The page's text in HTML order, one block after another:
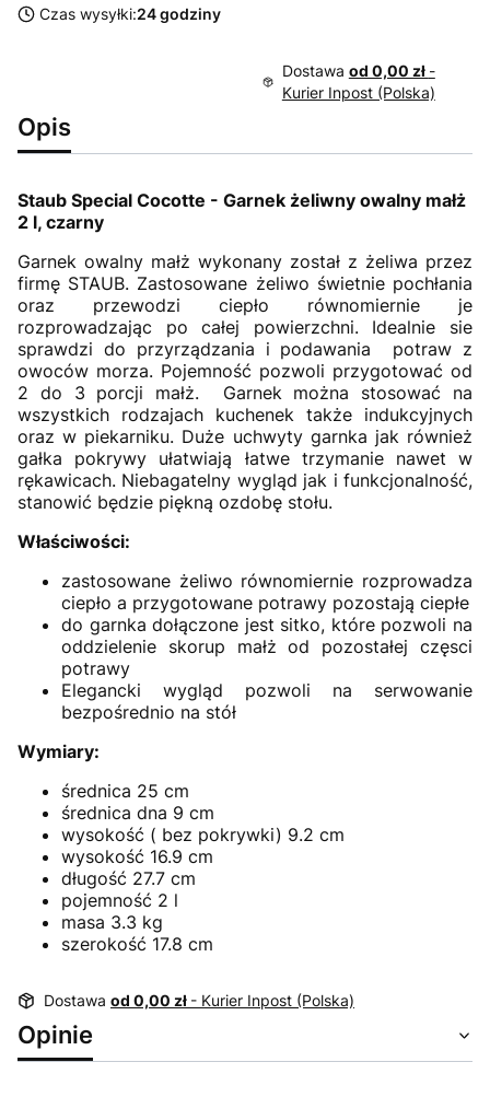
Czas wysyłki:24 godziny
Dostawa od 0,00 zł -
Kurier Inpost (Polska)
Opis
Staub Special Cocotte - Garnek żeliwny owalny małż
2 l, czarny
Garnek owalny małż wykonany został z żeliwa przez
firmę STAUB. Zastosowane żeliwo świetnie pochłania
oraz przewodzi ciepło równomiernie je
rozprowadzając po całej powierzchni. Idealnie sie
sprawdzi do przyrządzania i podawania potraw z
owoców morza. Pojemność pozwoli przygotować od
2 do 3 porcji małż. Garnek można stosować na
wszystkich rodzajach kuchenek także indukcyjnych
oraz w piekarniku. Duże uchwyty garnka jak również
gałka pokrywy ułatwiają łatwe trzymanie nawet w
rękawicach. Niebagatelny wygląd jak i funkcjonalność,
stanowić będzie piękną ozdobę stołu.
Właściwości:
zastosowane żeliwo równomiernie rozprowadza
ciepło a przygotowane potrawy pozostają ciepłe
do garnka dołączone jest sitko, które pozwoli na
oddzielenie skorup małż od pozostałej częsci
potrawy
Elegancki wygląd pozwoli na serwowanie
bezpośrednio na stół
Wymiary:
średnica 25 cm
średnica dna 9 cm
wysokość ( bez pokrywki) 9.2 cm
wysokość 16.9 cm
długość 27.7 cm
pojemność 2 l
masa 3.3 kg
szerokość 17.8 cm
Dostawa od 0,00 zł - Kurier Inpost (Polska)
Opinie